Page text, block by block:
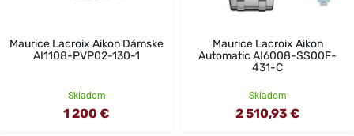
Maurice Lacroix Aikon Dámske
AI1108-PVP02-130-1
Skladom
1 200 €
Maurice Lacroix Aikon
Automatic AI6008-SS00F-
431-C
Skladom
2 510,93 €